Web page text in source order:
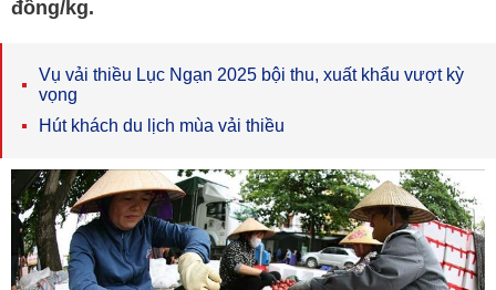
đồng/kg.
Vụ vải thiều Lục Ngạn 2025 bội thu, xuất khẩu vượt kỳ
vọng
Hút khách du lịch mùa vải thiều